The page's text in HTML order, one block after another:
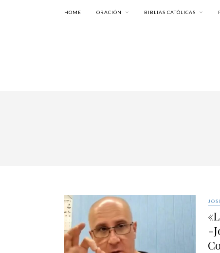
HOME ORACIÓN BIBLIAS CATÓLICAS
-